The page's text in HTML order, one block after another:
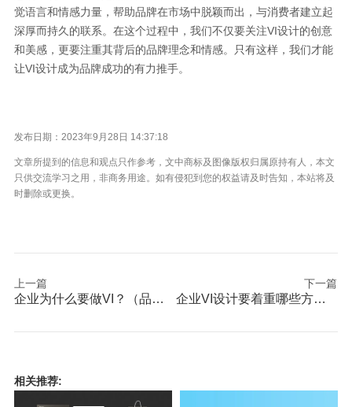
觉语言和情感力量，帮助品牌在市场中脱颖而出，与消费者建立起
深厚而持久的联系。在这个过程中，我们不仅要关注VI设计的创意
和美感，更要注重其背后的品牌理念和情感。只有这样，我们才能
让VI设计成为品牌成功的有力推手。
发布日期：2023年9月28日 14:37:18
文章所提到的信息和观点只作参考，文中商标及图像版权归属原持有人，本文
只供交流学习之用，非商务用途。如有侵犯到您的权益请及时告知，本站将及
时删除或更换。
上一篇
企业为什么要做VI？（品牌识别有哪些作用）
下一篇
企业VI设计要着重哪些方面：建立一致的视觉形象
相关推荐: